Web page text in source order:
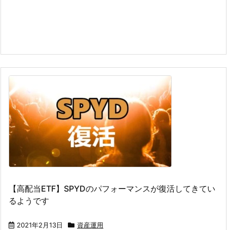
【高配当ETF】SPYDのパフォーマンスが復活してきてい
るようです
2021年2月13日 資産運用